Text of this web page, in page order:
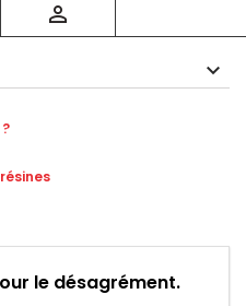

le désagrément.